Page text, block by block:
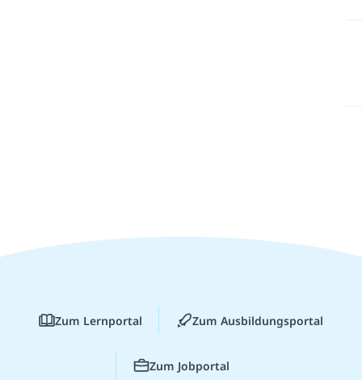
Zum Lernportal Zum Ausbildungsportal
Zum Jobportal